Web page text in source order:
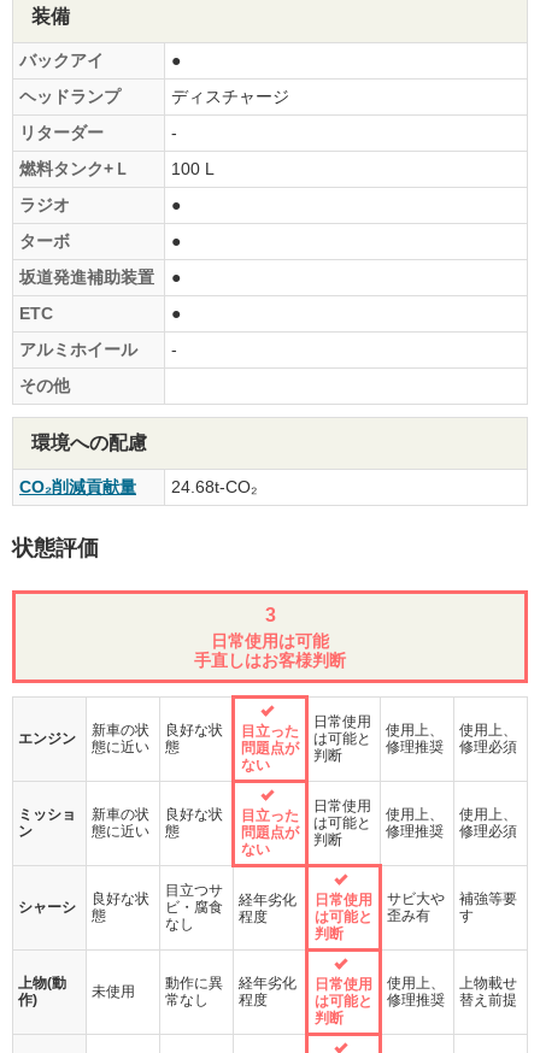
装備
バックアイ
●
ヘッドランプ
ディスチャージ
リターダー
-
燃料タンク+Ｌ
100 L
ラジオ
●
ターボ
●
坂道発進補助装置
●
ETC
●
アルミホイール
-
その他
環境への配慮
CO₂削減貢献量 24.68t-CO₂
状態評価
3
日常使用は可能
手直しはお客様判断
エンジン
新車の状
態に近い
良好な状
態
目立った
問題点が
ない
日常使用
は可能と
判断
使用上、
修理推奨
使用上、
修理必須
ミッショ
ン
新車の状
態に近い
良好な状
態
目立った
問題点が
ない
日常使用
は可能と
判断
使用上、
修理推奨
使用上、
修理必須
シャーシ
良好な状
態
目立つサ
ビ・腐食
なし
経年劣化
程度
日常使用
は可能と
判断
サビ大や
歪み有
補強等要
す
上物(動
作)
未使用
動作に異
常なし
経年劣化
程度
日常使用
は可能と
判断
使用上、
修理推奨
上物載せ
替え前提